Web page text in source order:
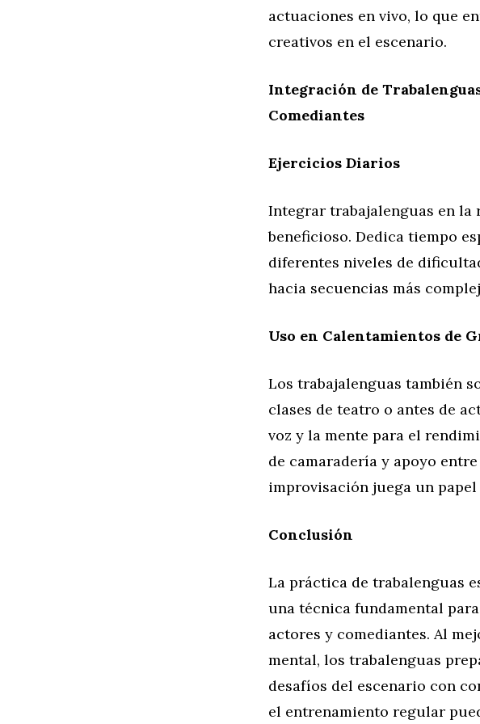
actuaciones en vivo, lo que
creativos en el escenario.
Integración de
Comediantes
Ejercicios Diarios
Integrar trabajalenguas en
beneficioso. Dedica tiempo
diferentes niveles de
hacia secuencias más
Uso en Calentamientos de
Los trabajalenguas también
clases de teatro o antes de
voz y la mente para el
de camaradería y apoyo
improvisación juega un
Conclusión
La práctica de trabalenguas
una técnica fundamental
actores y comediantes. Al
mental, los trabalenguas
desafíos del escenario con
el entrenamiento regular